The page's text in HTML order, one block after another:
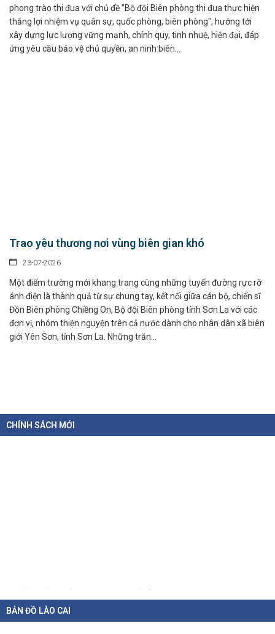
phong trào thi đua với chủ đề "Bộ đội Biên phòng thi đua thực hiện
thắng lợi nhiệm vụ quân sự, quốc phòng, biên phòng", hướng tới
xây dựng lực lượng vững mạnh, chính quy, tinh nhuệ, hiện đại, đáp
ứng yêu cầu bảo vệ chủ quyền, an ninh biên...
Trao yêu thương nơi vùng biên gian khó
23-07-2026
Một điểm trường mới khang trang cùng những tuyến đường rực rỡ
ánh điện là thành quả từ sự chung tay, kết nối giữa cán bộ, chiến sĩ
Đồn Biên phòng Chiềng On, Bộ đội Biên phòng tỉnh Sơn La với các
đơn vị, nhóm thiện nguyện trên cả nước dành cho nhân dân xã biên
giới Yên Sơn, tỉnh Sơn La. Những trăn...
CHÍNH SÁCH MỚI
học 2026 - 2027
BẢN ĐỒ LÀO CAI